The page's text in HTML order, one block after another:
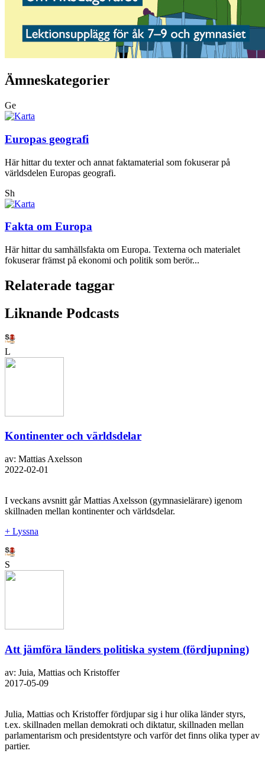
Ämneskategorier
Ge
Europas geografi
Här hittar du texter och annat faktamaterial som fokuserar på
världsdelen Europas geografi.
Sh
Fakta om Europa
Här hittar du samhällsfakta om Europa. Texterna och materialet
fokuserar främst på ekonomi och politik som berör...
Relaterade taggar
Liknande Podcasts
L
Kontinenter och världsdelar
av: Mattias Axelsson
2022-02-01
I veckans avsnitt går Mattias Axelsson (gymnasielärare) igenom
skillnaden mellan kontinenter och världsdelar.
+ Lyssna
S
Att jämföra länders politiska system (fördjupning)
av: Juia, Mattias och Kristoffer
2017-05-09
Julia, Mattias och Kristoffer fördjupar sig i hur olika länder styrs,
t.ex. skillnaden mellan demokrati och diktatur, skillnaden mellan
parlamentarism och presidentstyre och varför det finns olika typer av
partier.